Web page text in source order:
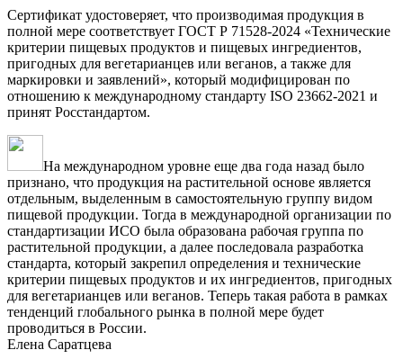
Сертификат удостоверяет, что производимая продукция в
полной мере соответствует ГОСТ Р 71528-2024 «Технические
критерии пищевых продуктов и пищевых ингредиентов,
пригодных для вегетарианцев или веганов, а также для
маркировки и заявлений», который модифицирован по
отношению к международному стандарту ISO 23662-2021 и
принят Росстандартом.
На международном уровне еще два года назад было
признано, что продукция на растительной основе является
отдельным, выделенным в самостоятельную группу видом
пищевой продукции. Тогда в международной организации по
стандартизации ИСО была образована рабочая группа по
растительной продукции, а далее последовала разработка
стандарта, который закрепил определения и технические
критерии пищевых продуктов и их ингредиентов, пригодных
для вегетарианцев или веганов. Теперь такая работа в рамках
тенденций глобального рынка в полной мере будет
проводиться в России.
Елена Саратцева